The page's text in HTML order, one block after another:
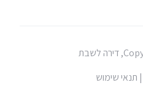
| תנאי שימוש